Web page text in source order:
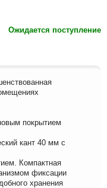
Ожидается поступление
покрытием
кант 40 мм с
Компактная
фиксации
хранения